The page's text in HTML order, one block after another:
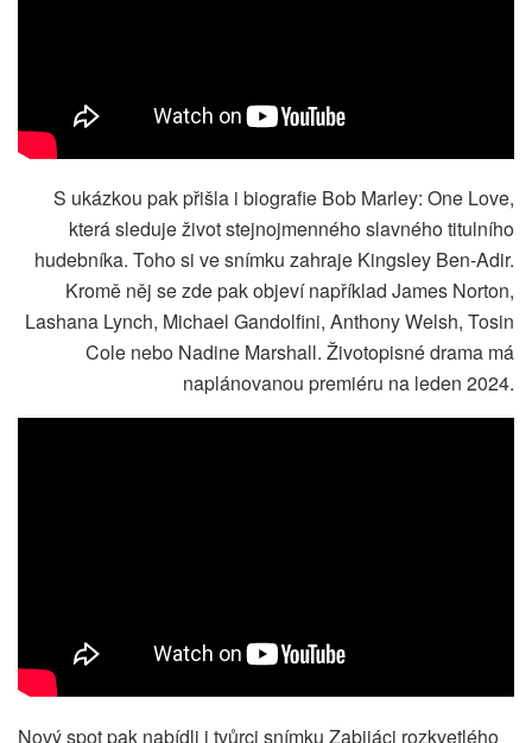
S ukázkou pak přišla i biografie Bob Marley: One Love,
která sleduje život stejnojmenného slavného titulního
hudebníka. Toho si ve snímku zahraje Kingsley Ben-Adir.
Kromě něj se zde pak objeví například James Norton,
Lashana Lynch, Michael Gandolfini, Anthony Welsh, Tosin
Cole nebo Nadine Marshall. Životopisné drama má
naplánovanou premiéru na leden 2024.
Nový spot pak nabídli i tvůrci snímku Zabijáci rozkvetlého